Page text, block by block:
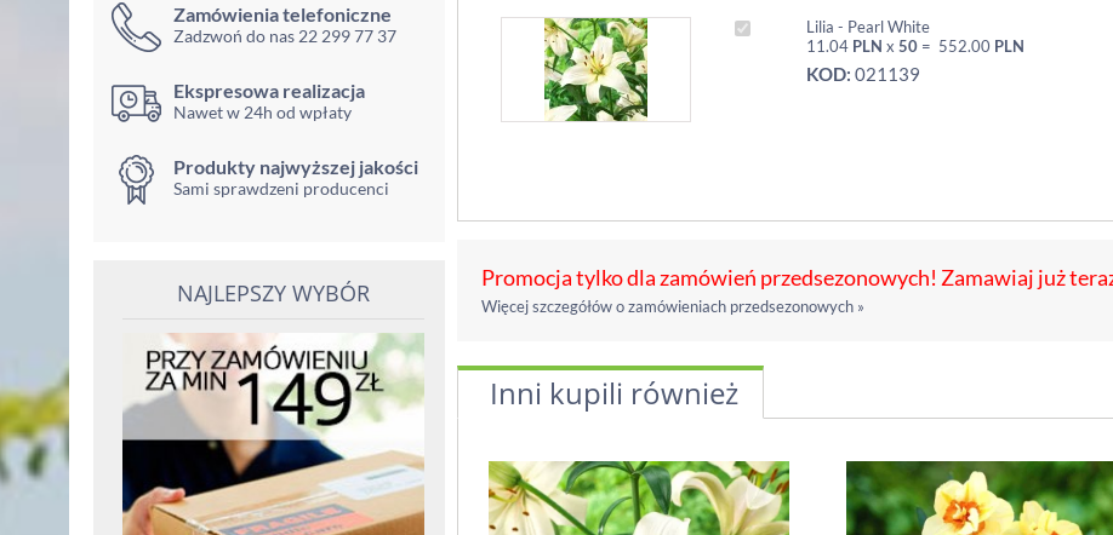
Zamówienia telefoniczne
Zadzwoń do nas 22 299 77 37
Ekspresowa realizacja
Nawet w 24h od wpłaty
Produkty najwyższej jakości
Sami sprawdzeni producenci
NAJLEPSZY WYBÓR
Lilia - Pearl White
11.04 PLN x 50 = 552.00 PLN
KOD: 021139
Promocja tylko dla zamówień przedsezonowych! Zamawiaj już
Więcej szczegółów o zamówieniach przedsezonowych »
Inni kupili również